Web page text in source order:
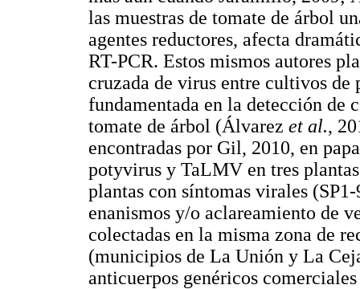
las muestras de tomate de árbol
agentes reductores, afecta
RT-PCR. Estos mismos autores
cruzada de virus entre cultivos de
fundamentada en la detección de
tomate de árbol (Álvarez et al.,
encontradas por Gil, 2010, en
potyvirus y TaLMV en tres
plantas con síntomas virales
enanismos y/o aclareamiento de
colectadas en la misma zona de
(municipios de La Unión y La
anticuerpos genéricos